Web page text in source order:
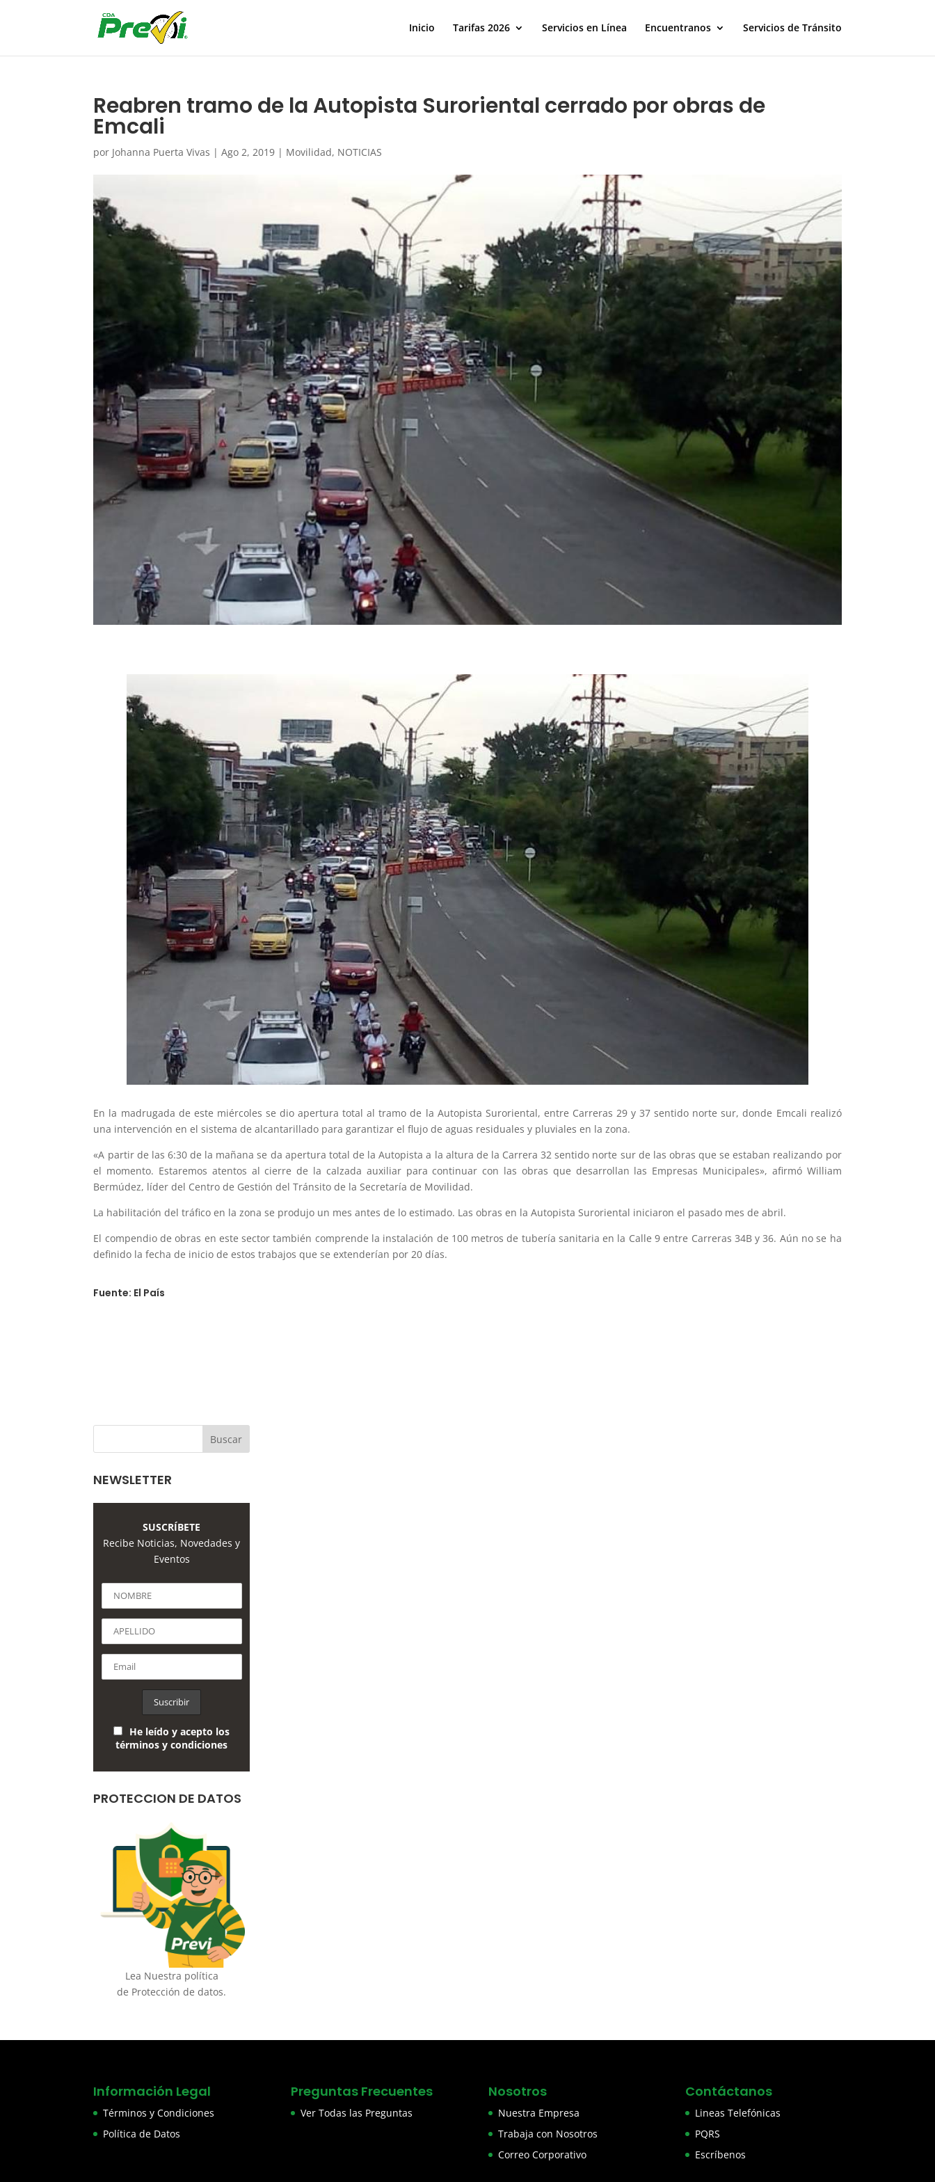
Inicio Tarifas 2026 Servicios en Línea Encuentranos Servicios de Tránsito
Reabren tramo de la Autopista Suroriental cerrado por obras de
Emcali
por Johanna Puerta Vivas |Ago 2, 2019 | Movilidad, NOTICIAS
En la madrugada de este miércoles se dio apertura total al tramo de la Autopista Suroriental, entre Carreras 29 y 37 sentido norte sur, donde Emcali realizó
una intervención en el sistema de alcantarillado para garantizar el flujo de aguas residuales y pluviales en la zona.
«A partir de las 6:30 de la mañana se da apertura total de la Autopista a la altura de la Carrera 32 sentido norte sur de las obras que se estaban realizando por
el momento. Estaremos atentos al cierre de la calzada auxiliar para continuar con las obras que desarrollan las Empresas Municipales», afirmó William
Bermúdez, líder del Centro de Gestión del Tránsito de la Secretaría de Movilidad.
La habilitación del tráfico en la zona se produjo un mes antes de lo estimado. Las obras en la Autopista Suroriental iniciaron el pasado mes de abril.
El compendio de obras en este sector también comprende la instalación de 100 metros de tubería sanitaria en la Calle 9 entre Carreras 34B y 36. Aún no se ha
definido la fecha de inicio de estos trabajos que se extenderían por 20 días.
Fuente: El País
NEWSLETTER
SUSCRÍBETE
Recibe Noticias, Novedades y
Eventos
He leído y acepto los
términos y condiciones
PROTECCION DE DATOS
Lea Nuestra política
de Protección de datos.
Información Legal
Términos y Condiciones
Política de Datos
Preguntas Frecuentes
Ver Todas las Preguntas
Nosotros
Nuestra Empresa
Trabaja con Nosotros
Correo Corporativo
Contáctanos
Lineas Telefónicas
PQRS
Escríbenos